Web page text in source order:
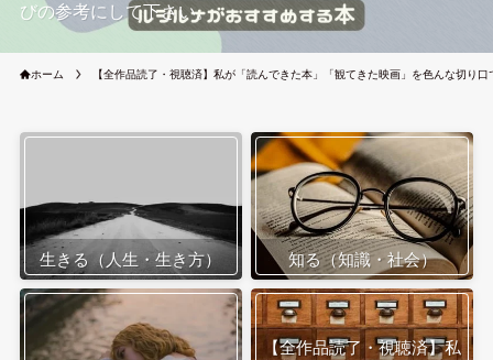
びの参考にして下さい。
ホーム 【全作品読了・視聴済】私が「読んできた本」「観てきた映画」を色んな切り口
生きる（人生・生き方） 知る（知識・社会）
【全作品読了・視聴済】私